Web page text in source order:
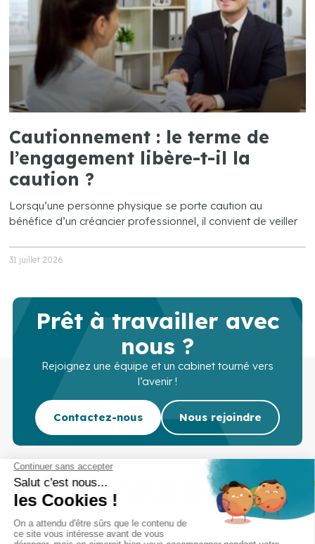
Cautionnement : le terme de
l’engagement libère-t-il la
caution ?
Lorsqu’une personne physique se porte caution au
bénéfice d’un créancier professionnel, il convient de veiller
31 juillet 2026
Prêt à travailler avec
nous ?
Rejoignez une équipe et un cabinet tourné vers
l’avenir !
Contactez-nous Nous rejoindre